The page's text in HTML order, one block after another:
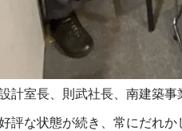
計室長、則武社長、南建築
評な状態が続き、常にだれ